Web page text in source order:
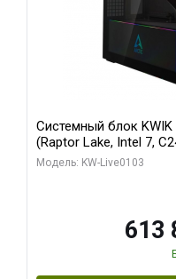
Системный блок KWIK
(Raptor Lake, Intel 7,
модуля)/ Afox RTX4090
Модель: KW-Live0103
613